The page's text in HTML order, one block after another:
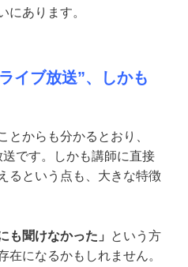
にあります。
イブ放送”、しかも
とからも分かるとおり、
です。しかも講師に直接
るという点も、大きな特徴
も聞けなかった」
という方
在になるかもしれません。